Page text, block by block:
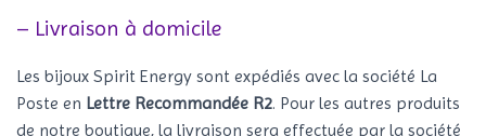
– Livraison à domicile
Les bijoux Spirit Energy sont expédiés avec la société La
Poste en Lettre Recommandée R2. Pour les autres produits
de notre boutique, la livraison sera effectuée par la société